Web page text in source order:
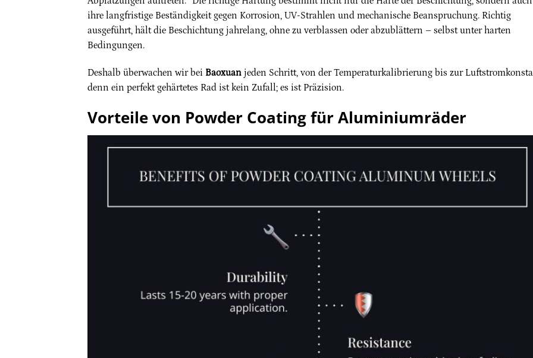
ihre langfristige Beständigkeit gegen Korrosion, UV-Strahlen und mechanische Beanspruchung. Richtig
ausgeführt, hält die Beschichtung jahrelang, ohne zu verblassen oder abzublättern – selbst unter harten
Bedingungen.
Deshalb überwachen wir bei Baoxuan jeden Schritt, von der Temperaturkalibrierung bis zur
denn ein perfekt gehärtetes Rad ist kein Zufall; es ist Präzision.
Vorteile von Powder Coating für Aluminiumräder